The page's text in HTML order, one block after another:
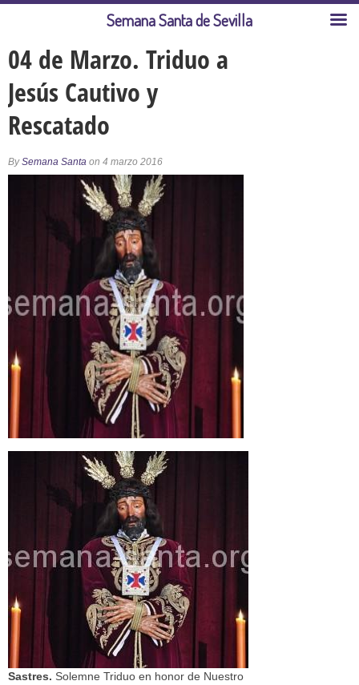
04 de Marzo. Triduo a
Jesús Cautivo y
Rescatado
BySemana Santa on 4 marzo 2016
Sastres. Solemne Triduo en honor de Nuestro
Semana Santa de Sevilla